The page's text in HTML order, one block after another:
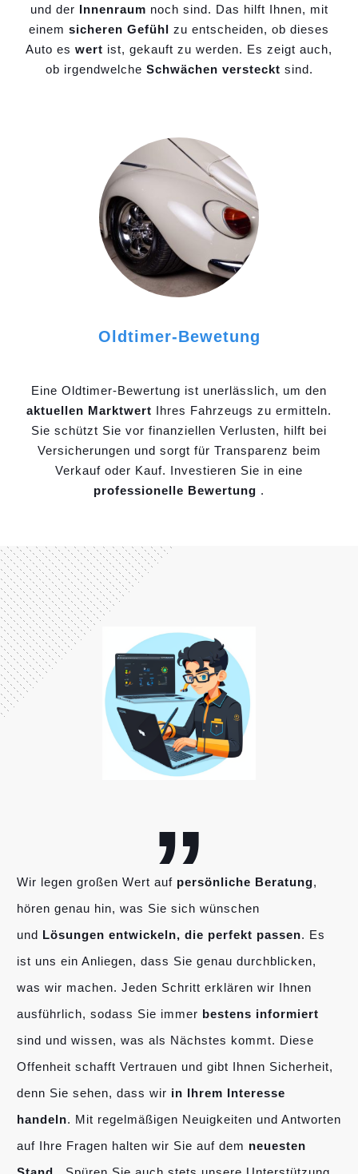
und der Innenraum noch sind. Das hilft Ihnen, mit
einem sicheren Gefühl zu entscheiden, ob dieses
Auto es wert ist, gekauft zu werden. Es zeigt auch,
ob irgendwelche Schwächen versteckt sind.
Oldtimer-Bewetung
Eine Oldtimer-Bewertung ist unerlässlich, um den
aktuellen Marktwert Ihres Fahrzeugs zu ermitteln.
Sie schützt Sie vor finanziellen Verlusten, hilft bei
Versicherungen und sorgt für Transparenz beim
Verkauf oder Kauf. Investieren Sie in eine
professionelle Bewertung .
„
Wir legen großen Wert auf persönliche Beratung,
hören genau hin, was Sie sich wünschen
und Lösungen entwickeln, die perfekt passen. Es
ist uns ein Anliegen, dass Sie genau durchblicken,
was wir machen. Jeden Schritt erklären wir Ihnen
ausführlich, sodass Sie immer bestens informiert
sind und wissen, was als Nächstes kommt. Diese
Offenheit schafft Vertrauen und gibt Ihnen Sicherheit,
denn Sie sehen, dass wir in Ihrem Interesse
handeln. Mit regelmäßigen Neuigkeiten und Antworten
auf Ihre Fragen halten wir Sie auf dem neuesten